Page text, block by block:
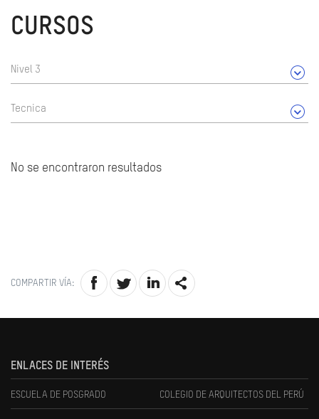
CURSOS
Nivel 3
Tecnica
No se encontraron resultados
COMPARTIR VÍA:
ENLACES DE INTERÉS
ESCUELA DE POSGRADO COLEGIO DE ARQUITECTOS DEL PERÚ